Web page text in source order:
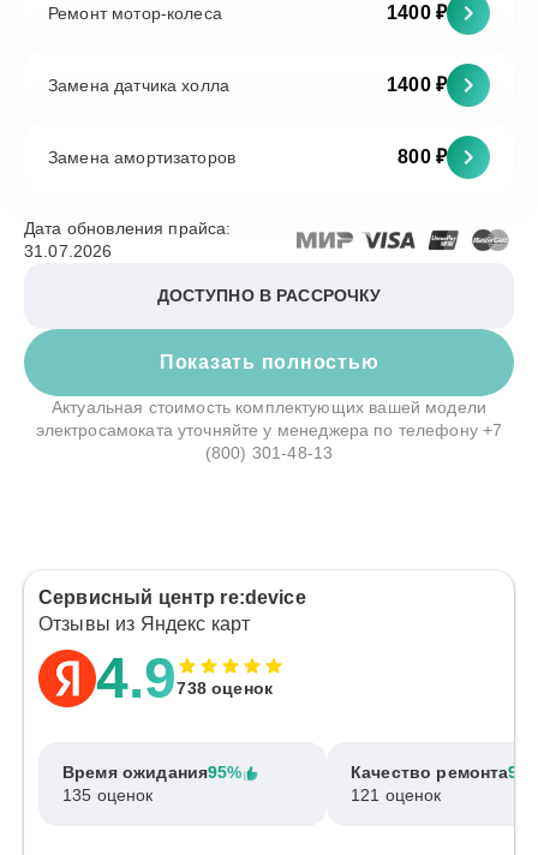
Ремонт мотор-колеса 1400 ₽
Замена датчика холла 1400 ₽
Замена амортизаторов 800 ₽
Показать полностью
Дата обновления прайса:
31.07.2026
ДОСТУПНО В РАССРОЧКУ
Актуальная стоимость комплектующих вашей модели
электросамоката уточняйте у менеджера по телефону+7
(800) 301-48-13
Сервисный центр re:device
Отзывы из Яндекс карт
4.9738 оценок
Время ожидания95%
135 оценок
Качество ремонта
121 оценок